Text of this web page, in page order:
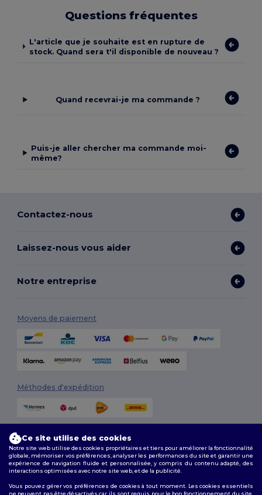
Questions fréquentes
L'article que je souhaite est en rupture de
stock. Quand sera t'il disponible de nouveau ?
Quand recevrai-je ma commande ?
Puis-je aller chercher ma commande moi-
même?
Contactez-nous
Laissez-nous vous aider
Notre entreprise
Moyens de paiement
Méthodes d'expédition
Suivez-nous
Ce site utilise des cookies
Notre site web utilise des cookies propriétaires et tiers pour améliorer la fonctionnalité
globale, mémoriser vos préférences, analyser les performances du site et garantir une
expérience de navigation fluide et personnalisée, y compris du contenu adapté, des
interactions optimisées avec notre site web, et de la publicité.
Vous pouvez gérer vos préférences de cookies à tout moment. Les cookies essentiels
ne peuvent pas être désactivés car ils sont requis pour le bon fonctionnement du site.